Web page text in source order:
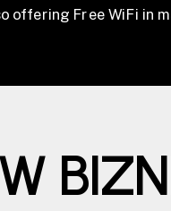
offering Free WiFi in